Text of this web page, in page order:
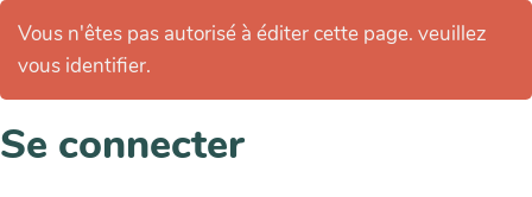
Vous n'êtes pas autorisé à éditer cette page. veuillez
vous identifier.
Se connecter